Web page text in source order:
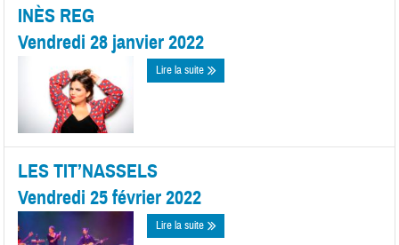
INÈS REG
Vendredi 28 janvier 2022
Lire la suite
LES TIT’NASSELS
Vendredi 25 février 2022
Lire la suite